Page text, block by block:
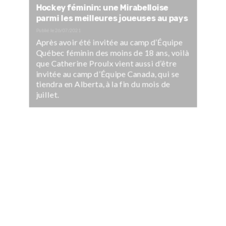
Hockey féminin: une Mirabelloise
parmi les meilleures joueuses au pays
Après avoir été invitée au camp d’Équipe
Québec féminin des moins de 18 ans, voilà
que Catherine Proulx vient aussi d’être
invitée au camp d’Équipe Canada, qui se
tiendra en Alberta, à la fin du mois de
juillet.